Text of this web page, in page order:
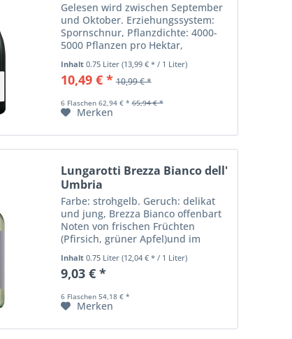
Gelesen wird zwischen September
und Oktober. Erziehungssystem:
Spornschnur, Pflanzdichte: 4000-
5000 Pflanzen pro Hektar,
durchschnittlicher Ertrag: 120
Doppelzentner pro
Hektar.Ausschliesslich aus dem
gewonnenen...
Inhalt 0.75 Liter (13,99 € * / 1 Liter)
10,49 € * 10,99 € *
6 Flaschen 62,94 € * 65,94 € *
Merken
Lungarotti Brezza Bianco dell'
Umbria
Farbe: strohgelb. Geruch: delikat
und jung, Brezza Bianco offenbart
Noten von frischen Früchten
(Pfirsich, grüner Apfel)und im
Abgang eine elegante blumige
Note, ausgezeichnete Persistenz
unterstützt von einer angenehmen
Inhalt 0.75 Liter (12,04 € * / 1 Liter)
9,03 € *
6 Flaschen 54,18 € *
Merken